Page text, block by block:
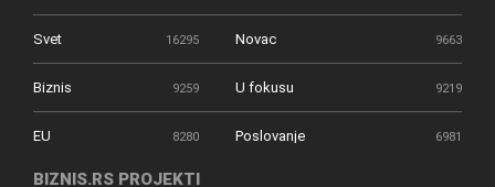
Svet 16295 Novac 9663
Biznis 9259 U fokusu 9219
EU 8280 Poslovanje 6981
BIZNIS.RS PROJEKTI